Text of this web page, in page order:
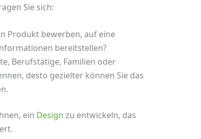
Sie sich:
Produkt bewerben, auf eine
bereitstellen?
Berufstätige, Familien oder
desto gezielter können Sie das
ein Design zu entwickeln, das